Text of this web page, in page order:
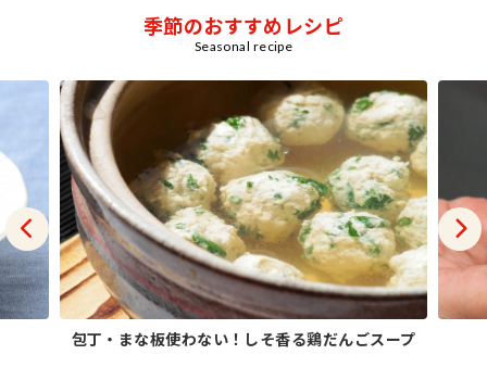
季節のおすすめレシピ
Seasonal recipe
包丁・まな板使わない！しそ香る鶏だんごスープ